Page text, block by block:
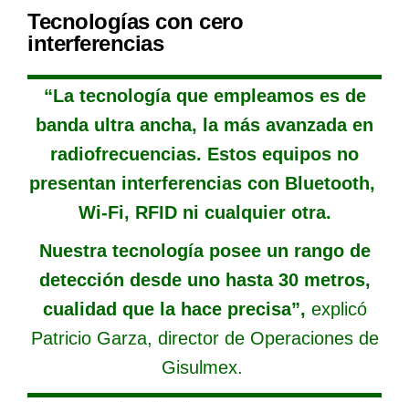
Tecnologías con cero
interferencias
“La tecnología que empleamos es de
banda ultra ancha, la más avanzada en
radiofrecuencias. Estos equipos no
presentan interferencias con Bluetooth,
Wi-Fi, RFID ni cualquier otra.
Nuestra tecnología posee un rango de
detección desde uno hasta 30 metros,
cualidad que la hace precisa”, explicó
Patricio Garza, director de Operaciones de
Gisulmex.